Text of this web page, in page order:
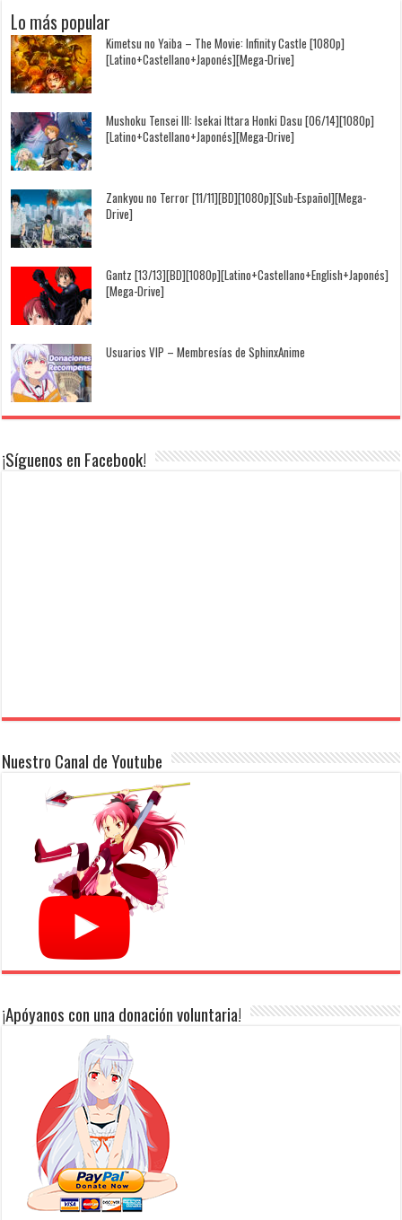
Lo más popular
Kimetsu no Yaiba – The Movie: Infinity Castle [1080p]
[Latino+Castellano+Japonés][Mega-Drive]
Mushoku Tensei III: Isekai Ittara Honki Dasu [06/14][1080p]
[Latino+Castellano+Japonés][Mega-Drive]
Zankyou no Terror [11/11][BD][1080p][Sub-Español][Mega-
Drive]
Gantz [13/13][BD][1080p][Latino+Castellano+English+Japonés]
[Mega-Drive]
Usuarios VIP – Membresías de SphinxAnime
¡Síguenos en Facebook!
Nuestro Canal de Youtube
¡Apóyanos con una donación voluntaria!